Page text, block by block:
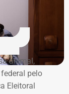
animal,
pelo
Eleitoral